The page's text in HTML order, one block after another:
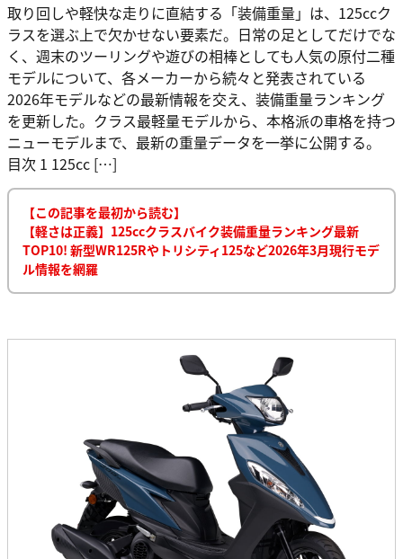
取り回しや軽快な走りに直結する「装備重量」は、125ccク
ラスを選ぶ上で欠かせない要素だ。日常の足としてだけでな
く、週末のツーリングや遊びの相棒としても人気の原付二種
モデルについて、各メーカーから続々と発表されている
2026年モデルなどの最新情報を交え、装備重量ランキング
を更新した。クラス最軽量モデルから、本格派の車格を持つ
ニューモデルまで、最新の重量データを一挙に公開する。
目次 1 125cc […]
【この記事を最初から読む】
【軽さは正義】125ccクラスバイク装備重量ランキング最新
TOP10! 新型WR125Rやトリシティ125など2026年3月現行モデ
ル情報を網羅